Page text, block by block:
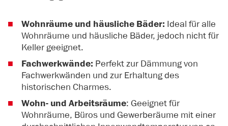
Wohnräume und häusliche Bäder: Ideal für alle
Wohnräume und häusliche Bäder, jedoch nicht für
Keller geeignet.
Fachwerkwände: Perfekt zur Dämmung von
Fachwerkwänden und zur Erhaltung des
historischen Charmes.
Wohn- und Arbeitsräume: Geeignet für
Wohnräume, Büros und Gewerberäume mit einer